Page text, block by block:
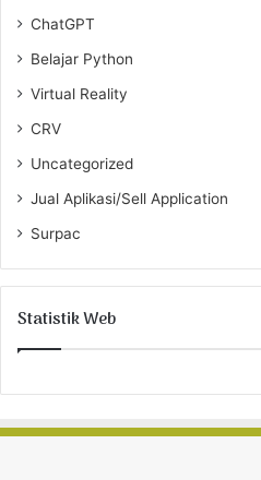
ChatGPT
Belajar Python
Virtual Reality
CRV
Uncategorized
Jual Aplikasi/Sell Application
Surpac
Statistik Web